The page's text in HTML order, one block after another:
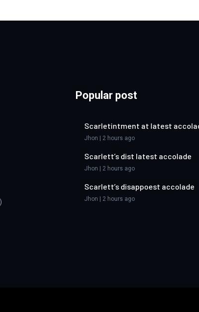
Popular post
Scarletintment at latest
Jhon | 2 hours ago
Scarlett’s dist latest accolade
Jhon | 2 hours ago
Scarlett’s disappoest accolade
Jhon | 2 hours ago